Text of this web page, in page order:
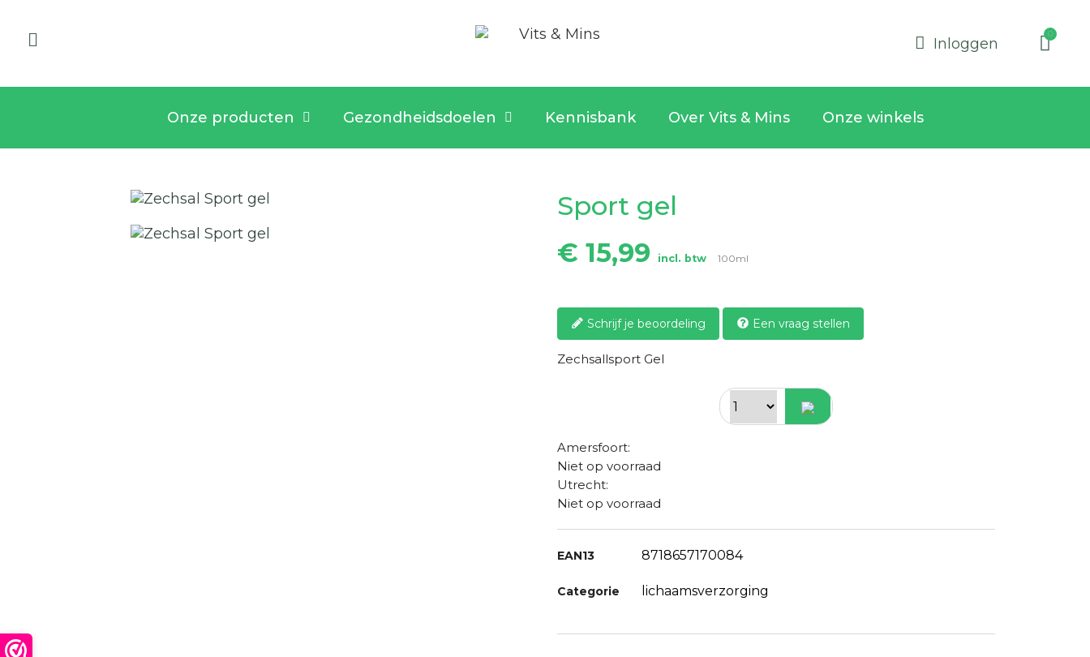
Inloggen
Onze producten Gezondheidsdoelen Kennisbank Over Vits & Mins Onze winkels
Sport gel
€ 15,99
incl. btw 100ml
Schrijf je beoordeling Een vraag stellen
Zechsallsport Gel
Amersfoort:
Niet op voorraad
Utrecht:
Niet op voorraad
EAN13 8718657170084
Categorie lichaamsverzorging